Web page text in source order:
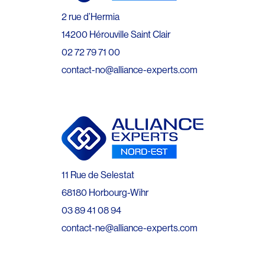
2 rue d’Hermia
14200 Hérouville Saint Clair
02 72 79 71 00
contact-no@alliance-experts.com
11 Rue de Selestat
68180 Horbourg-Wihr
03 89 41 08 94
contact-ne@alliance-experts.com